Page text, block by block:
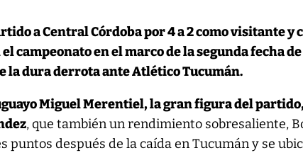
a Central Córdoba por 4 a 2 como visitante y
campeonato en el marco de la segunda fecha
la dura derrota ante Atlético Tucumán.
Miguel Merentiel, la gran figura del
, que también un rendimiento sobresaliente,
puntos después de la caída en Tucumán y se